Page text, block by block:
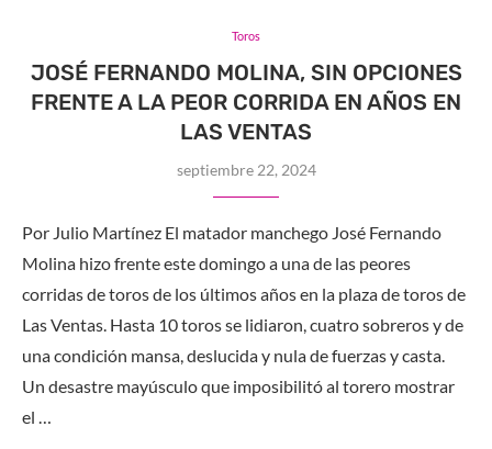
Toros
JOSÉ FERNANDO MOLINA, SIN OPCIONES
FRENTE A LA PEOR CORRIDA EN AÑOS EN
LAS VENTAS
septiembre 22, 2024
Por Julio Martínez El matador manchego José Fernando
Molina hizo frente este domingo a una de las peores
corridas de toros de los últimos años en la plaza de toros de
Las Ventas. Hasta 10 toros se lidiaron, cuatro sobreros y de
una condición mansa, deslucida y nula de fuerzas y casta.
Un desastre mayúsculo que imposibilitó al torero mostrar
el …